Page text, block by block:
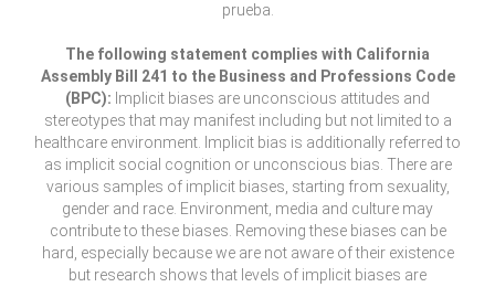
prueba.
The following statement complies with California
Assembly Bill 241 to the Business and Professions Code
(BPC): Implicit biases are unconscious attitudes and
stereotypes that may manifest including but not limited to a
healthcare environment. Implicit bias is additionally referred to
as implicit social cognition or unconscious bias. There are
various samples of implicit biases, starting from sexuality,
gender and race. Environment, media and culture may
contribute to these biases. Removing these biases can be
hard, especially because we are not aware of their existence
but research shows that levels of implicit biases are